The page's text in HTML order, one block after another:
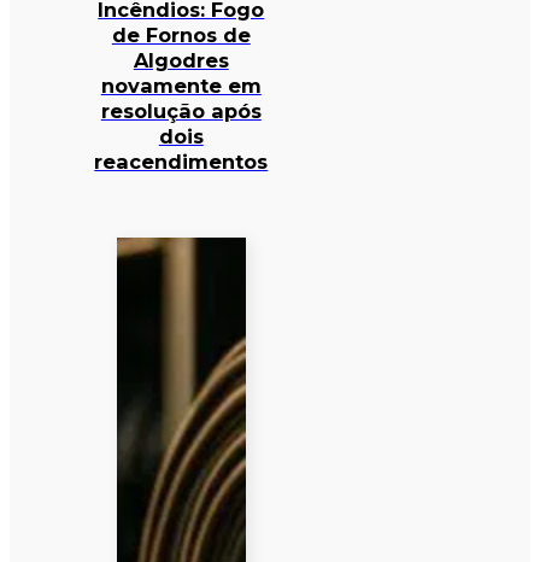
Incêndios: Fogo
de Fornos de
Algodres
novamente em
resolução após
dois
reacendimentos